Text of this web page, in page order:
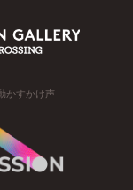
かすかけ声